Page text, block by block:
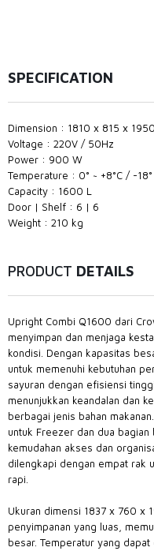
SPECIFICATION
Dimension : 1810 x 815 x
Voltage : 220V / 50Hz
Power : 900 W
Temperature : 0° ~ +8°C / -18°
Capacity : 1600 L
Door | Shelf : 6 | 6
Weight : 210 kg
PRODUCT DETAILS
Upright Combi Q1600 dari
menyimpan dan menjaga
kondisi. Dengan kapasitas
untuk memenuhi kebutuhan
sayuran dengan efisiensi
menunjukkan keandalan dan
berbagai jenis bahan
untuk Freezer dan dua bagian
kemudahan akses dan
dilengkapi dengan empat rak
rapi.
Ukuran dimensi 1837 x 760 x
penyimpanan yang luas,
besar. Temperatur yang dapat